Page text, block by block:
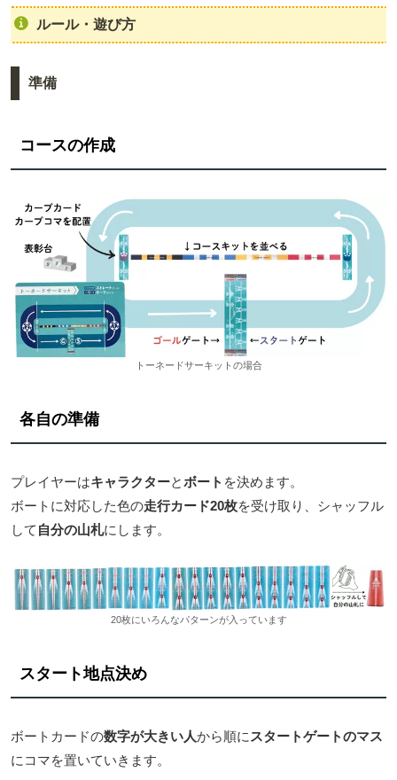
ルール・遊び方
準備
コースの作成
トーネードサーキットの場合
各自の準備
プレイヤーはキャラクターとボート を決めます。
ボートに対応した色の走行カード20枚を受け取り、シャッフル
して 自分の山札にします。
20枚にいろんなパターンが入っています
スタート地点決め
ボートカードの数字が大きい人から順に スタートゲートのマス
にコマを置いていきます。